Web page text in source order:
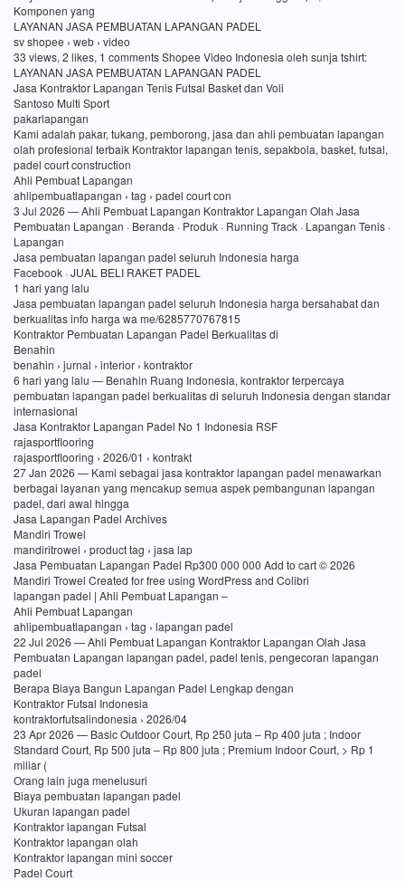
Komponen yang
LAYANAN JASA PEMBUATAN LAPANGAN PADEL
sv shopee › web › video
33 views, 2 likes, 1 comments Shopee Video Indonesia oleh sunja tshirt:
LAYANAN JASA PEMBUATAN LAPANGAN PADEL
Jasa Kontraktor Lapangan Tenis Futsal Basket dan Voli
Santoso Multi Sport
pakarlapangan
Kami adalah pakar, tukang, pemborong, jasa dan ahli pembuatan lapangan
olah profesional terbaik Kontraktor lapangan tenis, sepakbola, basket, futsal,
padel court construction
Ahli Pembuat Lapangan
ahlipembuatlapangan › tag › padel court con
3 Jul 2026 — Ahli Pembuat Lapangan Kontraktor Lapangan Olah Jasa
Pembuatan Lapangan · Beranda · Produk · Running Track · Lapangan Tenis ·
Lapangan
Jasa pembuatan lapangan padel seluruh Indonesia harga
Facebook · JUAL BELI RAKET PADEL
1 hari yang lalu
Jasa pembuatan lapangan padel seluruh Indonesia harga bersahabat dan
berkualitas info harga wa me/6285770767815
Kontraktor Pembuatan Lapangan Padel Berkualitas di
Benahin
benahin › jurnal › interior › kontraktor
6 hari yang lalu — Benahin Ruang Indonesia, kontraktor terpercaya
pembuatan lapangan padel berkualitas di seluruh Indonesia dengan standar
internasional
Jasa Kontraktor Lapangan Padel No 1 Indonesia RSF
rajasportflooring
rajasportflooring › 2026/01 › kontrakt
27 Jan 2026 — Kami sebagai jasa kontraktor lapangan padel menawarkan
berbagai layanan yang mencakup semua aspek pembangunan lapangan
padel, dari awal hingga
Jasa Lapangan Padel Archives
Mandiri Trowel
mandiritrowel › product tag › jasa lap
Jasa Pembuatan Lapangan Padel Rp300 000 000 Add to cart © 2026
Mandiri Trowel Created for free using WordPress and Colibri
lapangan padel | Ahli Pembuat Lapangan –
Ahli Pembuat Lapangan
ahlipembuatlapangan › tag › lapangan padel
22 Jul 2026 — Ahli Pembuat Lapangan Kontraktor Lapangan Olah Jasa
Pembuatan Lapangan lapangan padel, padel tenis, pengecoran lapangan
padel
Berapa Biaya Bangun Lapangan Padel Lengkap dengan
Kontraktor Futsal Indonesia
kontraktorfutsalindonesia › 2026/04
23 Apr 2026 — Basic Outdoor Court, Rp 250 juta – Rp 400 juta ; Indoor
Standard Court, Rp 500 juta – Rp 800 juta ; Premium Indoor Court, > Rp 1
miliar (
Orang lain juga menelusuri
Biaya pembuatan lapangan padel
Ukuran lapangan padel
Kontraktor lapangan Futsal
Kontraktor lapangan olah
Kontraktor lapangan mini soccer
Padel Court